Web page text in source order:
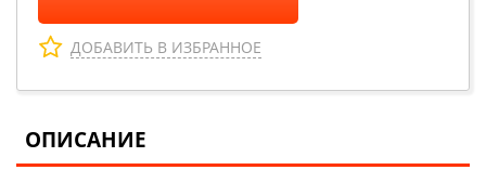
ДОБАВИТЬ В ИЗБРАННОЕ
ОПИСАНИЕ